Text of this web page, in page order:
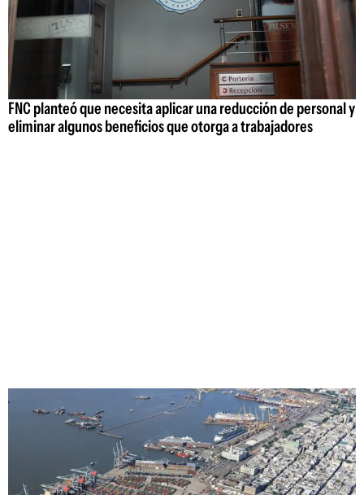
FNC planteó que necesita aplicar una reducción de personal y
eliminar algunos beneficios que otorga a trabajadores